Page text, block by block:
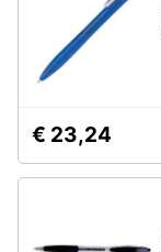
€ 23,24